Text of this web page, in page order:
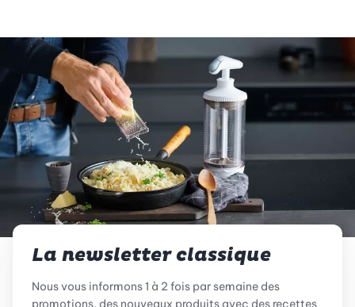
La newsletter classique
Nous vous informons 1 à 2 fois par semaine des